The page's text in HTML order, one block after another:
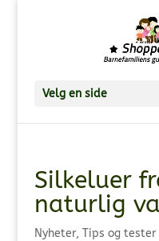
Velg en side
Silkeluer
naturlig
Nyheter, Tips og tester|